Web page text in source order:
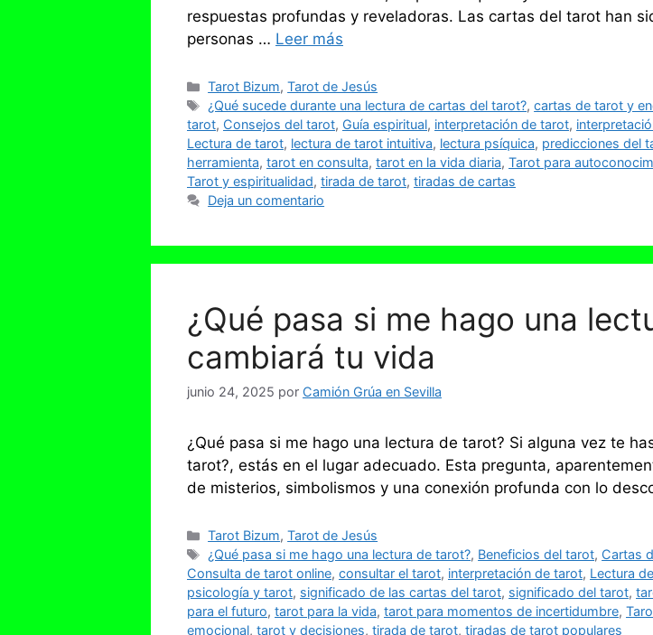
respuestas profundas y reveladoras. Las cartas del tarot han
personas … Leer más
Categorías
Tarot Bizum,Tarot de Jesús
Etiquetas
¿Qué sucede durante una lectura de cartas del tarot?,cartas de tarot y
tarot, Consejos del tarot, Guía espiritual, interpretación de tarot,
Lectura de tarot, lectura de tarot intuitiva, lectura psíquica, predicciones del
herramienta, tarot en consulta, tarot en la vida diaria, Tarot para
Tarot y espiritualidad, tirada de tarot, tiradas de cartas
Deja un comentario
¿Qué pasa si me hago una
cambiará tu vida
junio 24, 2025 por Camión Grúa en Sevilla
¿Qué pasa si me hago una lectura de tarot? Si alguna vez te
tarot?, estás en el lugar adecuado. Esta pregunta,
de misterios, simbolismos y una conexión profunda con lo
Categorías
Tarot Bizum,Tarot de Jesús
Etiquetas
¿Qué pasa si me hago una lectura de tarot?, Beneficios del tarot, Cartas
Consulta de tarot online, consultar el tarot, interpretación de tarot, Lectura
psicología y tarot, significado de las cartas del tarot, significado del tarot,
para el futuro, tarot para la vida, tarot para momentos de incertidumbre,
emocional, tarot y decisiones, tirada de tarot, tiradas de tarot populares